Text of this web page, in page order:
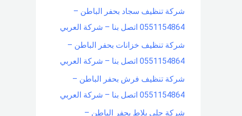
شركة تنظيف سجاد بحفر الباطن –
0551154864 اتصل بنا – شركة العربي
شركة تنظيف خزانات بحفر الباطن –
0551154864 اتصل بنا – شركة العربي
شركة تنظيف فرش بحفر الباطن –
0551154864 اتصل بنا – شركة العربي
شركة جلي بلاط بحفر الباطن –